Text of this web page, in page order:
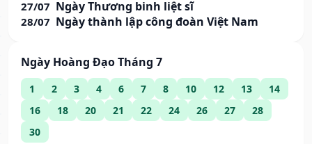
27/07 Ngày Thương binh liệt sĩ
28/07 Ngày thành lập công đoàn Việt Nam
Ngày Hoàng Đạo Tháng 7
1 2 3 4 6 7 8 10 12 13
14
16
18 20 21 22 24 26 27
28
30